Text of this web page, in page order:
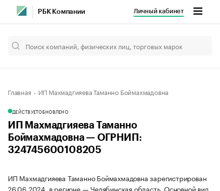
РБК Компании Личный кабинет
Главная ИП Махмадгияева Таманно Боймахмадовна
ДЕЙСТВУЕТОБНОВЛЕНО
ИП Махмадгияева Таманно
Боймахмадовна — ОГРНИП:
324745600108205
ИП Махмадгияева Таманно Боймахмадовна зарегистрирован
26.06.2024, в регионе — Челябинская область. Основной вид